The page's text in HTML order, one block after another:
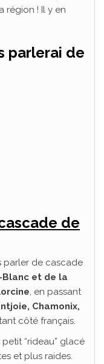
région ! Il y en
parlerai de
de
parler de cascade
et de la
, en passant
, Chamonix,
côté français.
“rideau” glacé
et plus raides.